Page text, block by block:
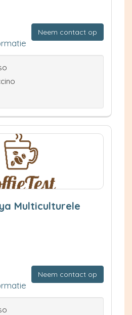
Neem contact op
Multiculturele
Neem contact op